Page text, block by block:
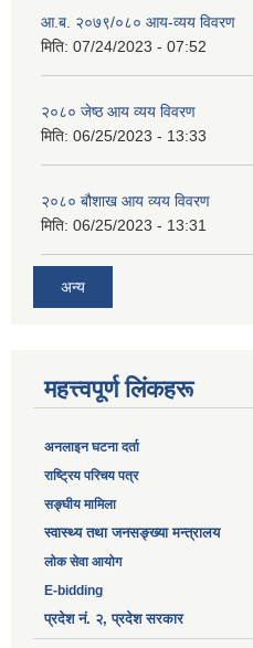
आ.ब. २०७९/०८० आय-व्यय विवरण
मिति: 07/24/2023 - 07:52
२०८० जेष्ठ आय व्यय विवरण
मिति: 06/25/2023 - 13:33
२०८० बौशाख आय व्यय विवरण
मिति: 06/25/2023 - 13:31
अन्य
महत्त्वपूर्ण लिंकहरू
अनलाइन घटना दर्ता
‎राष्ट्रिय परिचय पत्र
सङ्‍घीय मामिला
स्वास्थ्य तथा जनसङ्ख्या मन्त्रालय
लोक सेवा आयोग
E-bidding
प्रदेश नं. २, प्रदेश सरकार